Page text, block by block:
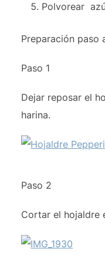
Polvorear
Preparación paso
Paso 1
Dejar reposar el
harina.
Paso 2
Cortar el hojaldre